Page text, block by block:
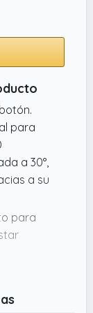
y
para
a 30°,
a su
para
y
y su